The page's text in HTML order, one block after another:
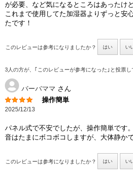
が必要、など気になるところはあったけ
これまで使用してた加湿器よりずっと安
たです！
このレビューは参考になりましたか？ はい い
3人の方が、｢このレビューが参考になった｣と投票し
バーバママ さん
操作簡単
2025/12/13
パネル式で不安でしたが、操作簡単です
音はたまにボコボコしますが、大体静かで
このレビューは参考になりましたか？ はい い